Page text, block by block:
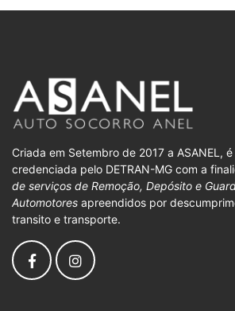
Criada em Setembro de 2017 a ASANEL,
credenciada pelo DETRAN-MG com a
de serviços de Remoção, Depósito e
Automotores apreendidos por
transito e transporte.